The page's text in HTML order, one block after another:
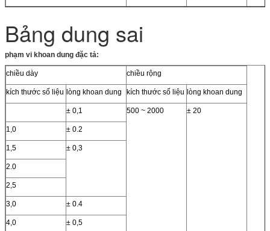
Bảng dung sai
phạm vi khoan dung đặc tả:
chiều dày chiều rộng
kích thước số liệu lòng khoan dung kích thước số liệu lòng khoan dung
± 0,1 500 ~ 2000 ± 20
1,0 ± 0.2
1,5 ± 0,3
2.0
2,5
3,0 ± 0.4
4,0 ± 0,5